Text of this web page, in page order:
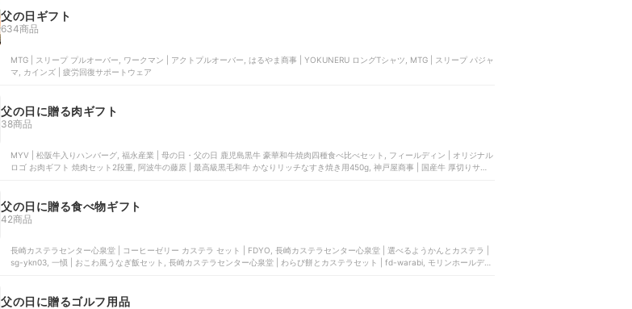
父の日ギフト
634商品
MTG | スリープ プルオーバー, ワークマン | アクトプルオーバー, はるやま商事 | YOKUNERU ロングTシャツ, MTG | スリープ パジャ
マ, カインズ | 疲労回復サポートウェア
父の日に贈る肉ギフト
38商品
MYV | 松阪牛入りハンバーグ, 福永産業 | 母の日・父の日 鹿児島黒牛 豪華和牛焼肉四種食べ比べセット, フィールディン | オリジナル
ロゴ お肉ギフト 焼肉セット2段重, 阿波牛の藤原 | 最高級黒毛和牛 かなりリッチなすき焼き用450g, 神戸屋商事 | 国産牛 厚切りサー
父の日に贈る食べ物ギフト
42商品
長崎カステラセンター心泉堂 | コーヒーゼリー カステラ セット | FDYO, 長崎カステラセンター心泉堂 | 選べるようかんとカステラ |
sg-ykn03, 一愼 | おこわ風うなぎ飯セット, 長崎カステラセンター心泉堂 | わらび餅とカステラセット | fd-warabi, モリンホールディ
父の日に贈るゴルフ用品